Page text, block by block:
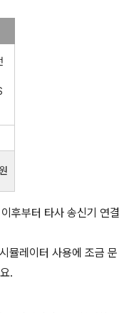
후부터 타사 송신기 연결
뮬레이터 사용에 조금 문
.